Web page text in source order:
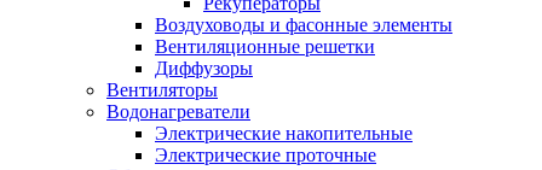
Воздуховоды и фасонные элементы
Вентиляционные решетки
Диффузоры
Вентиляторы
Водонагреватели
Электрические накопительные
Электрические проточные